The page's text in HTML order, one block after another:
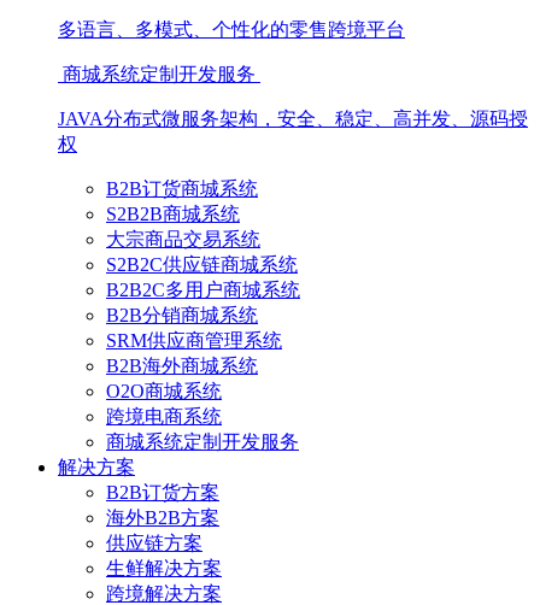
多语言、多模式、个性化的零售跨境平台
商城系统定制开发服务
JAVA分布式微服务架构，安全、稳定、高并发、源码授
权
B2B订货商城系统
S2B2B商城系统
大宗商品交易系统
S2B2C供应链商城系统
B2B2C多用户商城系统
B2B分销商城系统
SRM供应商管理系统
B2B海外商城系统
O2O商城系统
跨境电商系统
商城系统定制开发服务
解决方案
B2B订货方案
海外B2B方案
供应链方案
生鲜解决方案
跨境解决方案